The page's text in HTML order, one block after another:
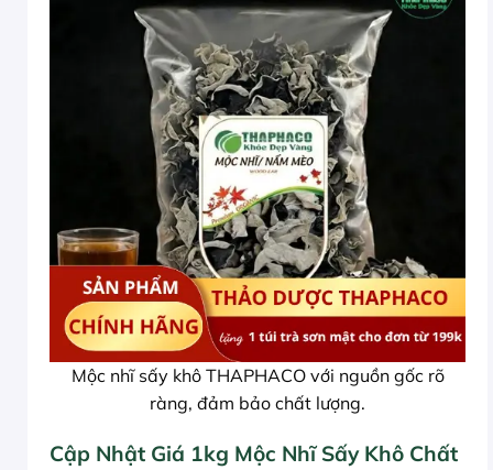
Mộc nhĩ sấy khô THAPHACO với nguồn gốc rõ
ràng, đảm bảo chất lượng.
Cập Nhật Giá 1kg Mộc Nhĩ Sấy Khô Chất